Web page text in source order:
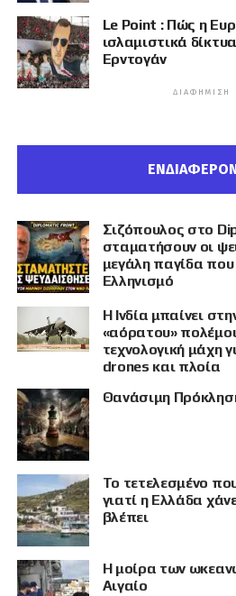
Le Point : Πώς η
ισλαμιστικά
Ερντογάν
ΔΙΑΦΉΜΙΣΗ
Σιζόπουλος στο
σταματήσουν οι
μεγάλη παγίδα
Ελληνισμό
Η Ινδία μπαίνει
«αόρατου»
τεχνολογική μάχη
drones και πλοία
Θανάσιμη
Το τετελεσμένο
γιατί η Ελλάδα
βλέπει
Η μοίρα των
Αιγαίο